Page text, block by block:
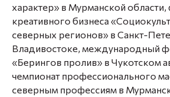
характер» в Мурманской
креативного бизнеса
северных регионов» в Санкт-
Владивостоке, международный
«Берингов пролив» в Чукотском
чемпионат профессионального
северным профессиям в